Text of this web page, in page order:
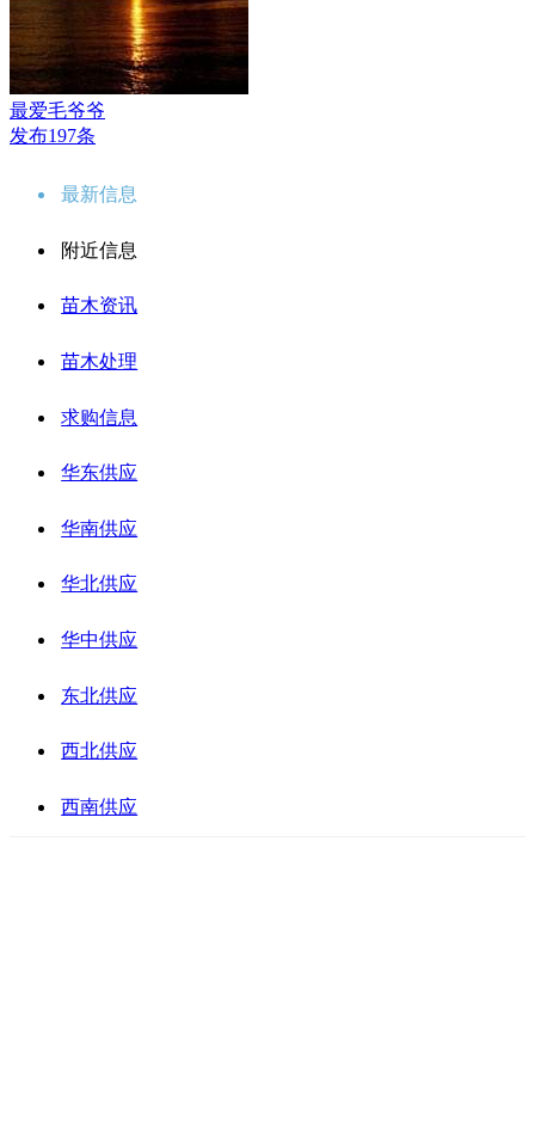
最爱毛爷爷
发布197条
最新信息
附近信息
苗木资讯
苗木处理
求购信息
华东供应
华南供应
华北供应
华中供应
东北供应
西北供应
西南供应